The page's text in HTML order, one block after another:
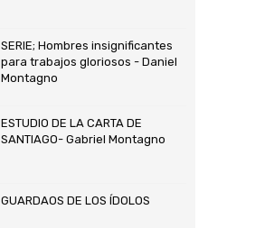
SERIE; Hombres insignificantes
para trabajos gloriosos - Daniel
Montagno
ESTUDIO DE LA CARTA DE
SANTIAGO- Gabriel Montagno
GUARDAOS DE LOS ÍDOLOS